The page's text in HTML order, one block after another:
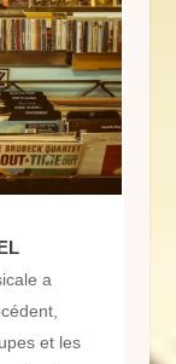
a
et les